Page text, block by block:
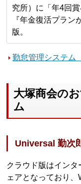
究所）に「年4回
『年金復活プラ
版。
勤怠管理システ
大塚商会の
ム
Universal 勤次
クラウド版はイン
ェアとなっており